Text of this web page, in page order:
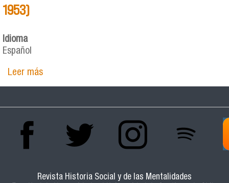
1953)
Idioma
Español
Leer mássobre “En noble abrazo, funden sus corazones
de gauchos y huasos”. Visitas presidenciales y
Domingo Perón (Santiago-Buenos Aires, 1953)
Revista Historia Social y de las Mentalidades